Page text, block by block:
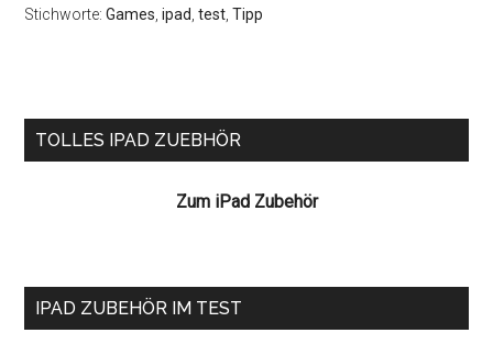
Stichworte:Games ,ipad ,test ,Tipp
Seitenspalte
TOLLES IPAD ZUEBHÖR
Zum iPad Zubehör
IPAD ZUBEHÖR IM TEST